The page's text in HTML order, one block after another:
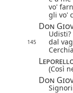
vo'
gli vo'
Don
145
dal
(Così
Don